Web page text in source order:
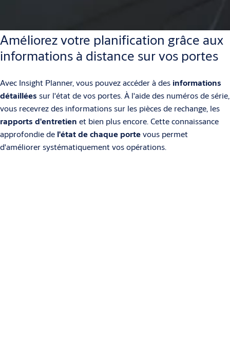
Améliorez votre planification grâce aux
informations à distance sur vos portes
Avec Insight Planner, vous pouvez accéder à des informations
détaillées sur l'état de vos portes. À l'aide des numéros de série,
vous recevrez des informations sur les pièces de rechange, les
rapports d'entretien et bien plus encore. Cette connaissance
approfondie de l'état de chaque portevous permet
d'améliorer systématiquement vos opérations.